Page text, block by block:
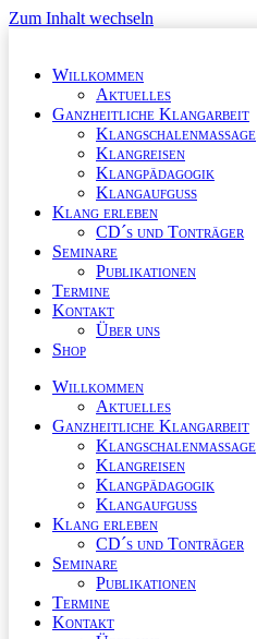
Zum Inhalt wechseln
Willkommen
Aktuelles
Ganzheitliche Klangarbeit
Klangschalenmassage
Klangreisen
Klangpädagogik
Klangaufguss
Klang erleben
CD´s und Tonträger
Seminare
Publikationen
Termine
Kontakt
Über uns
Shop
Willkommen
Aktuelles
Ganzheitliche Klangarbeit
Klangschalenmassage
Klangreisen
Klangpädagogik
Klangaufguss
Klang erleben
CD´s und Tonträger
Seminare
Publikationen
Termine
Kontakt